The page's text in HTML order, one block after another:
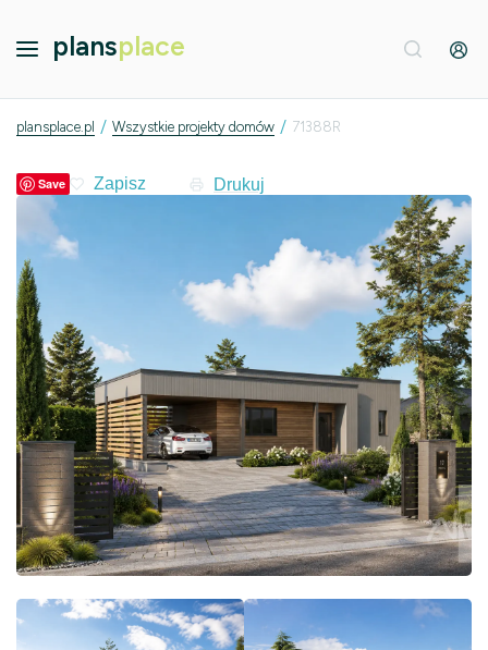
plansplace
plansplace.pl / Wszystkie projekty domów / 71388R
Save Drukuj